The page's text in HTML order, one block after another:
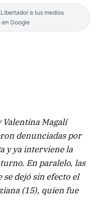
a tus medios
en Google
Valentina Magalí
denunciadas por
y ya interviene la
En paralelo, las
dejó sin efecto el
(15), quien fue